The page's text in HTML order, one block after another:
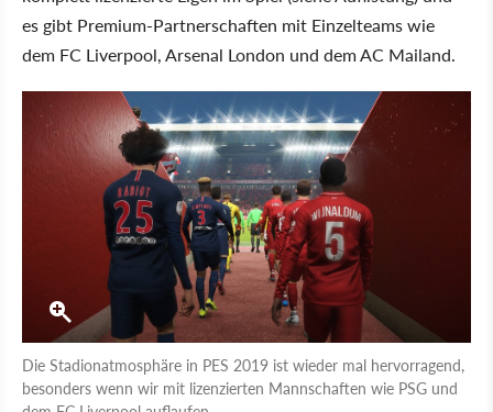
es gibt Premium-Partnerschaften mit Einzelteams wie
dem FC Liverpool, Arsenal London und dem AC Mailand.
Die Stadionatmosphäre in PES 2019 ist wieder mal hervorragend,
besonders wenn wir mit lizenzierten Mannschaften wie PSG und